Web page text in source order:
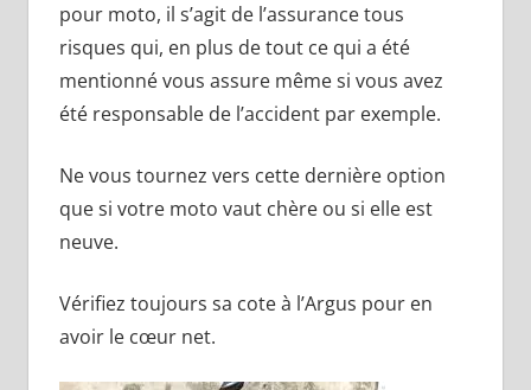
pour moto, il s’agit de l’assurance tous
risques qui, en plus de tout ce qui a été
mentionné vous assure même si vous avez
été responsable de l’accident par exemple.
Ne vous tournez vers cette dernière option
que si votre moto vaut chère ou si elle est
neuve.
Vérifiez toujours sa cote à l’Argus pour en
avoir le cœur net.